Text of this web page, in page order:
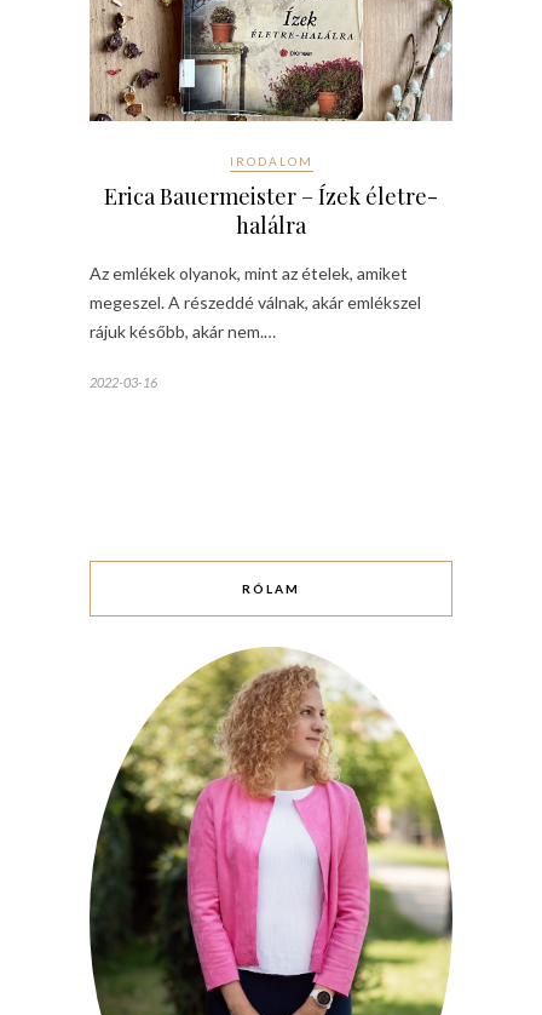
IRODALOM
Erica Bauermeister – Ízek életre-
halálra
Az emlékek olyanok, mint az ételek, amiket
megeszel. A részeddé válnak, akár emlékszel
rájuk később, akár nem.…
2022-03-16
RÓLAM